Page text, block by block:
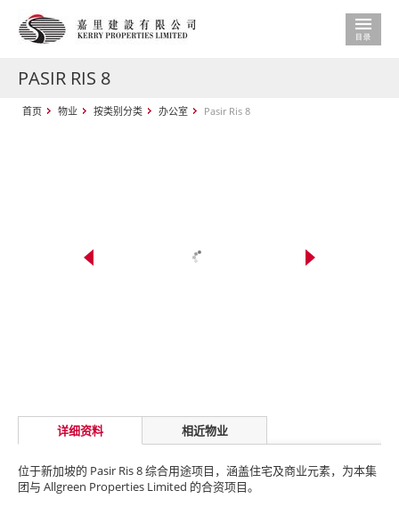
PASIR RIS 8
首页 物业 按类别分类 办公室 Pasir Ris 8
详细资料 相近物业
位于新加坡的 Pasir Ris 8 综合用途项目，涵盖住宅及商业元素，为本集
团与 Allgreen Properties Limited 的合资项目。